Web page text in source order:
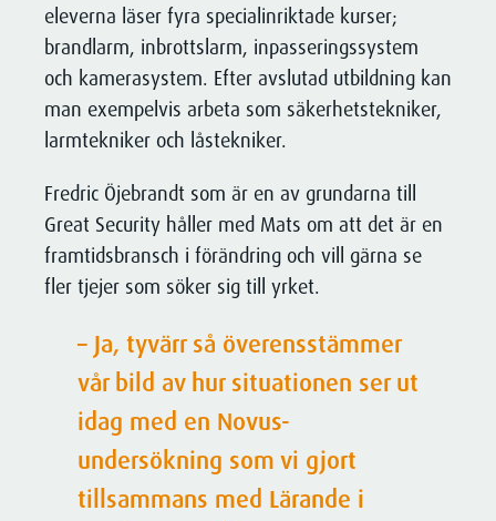
Great Security anpassar lösningen
utifrån din specifika situation.
Kontakta oss för att få veta mer om
hur vi kan hjälpa just dig!
Kontakta oss
eleverna läser fyra specialinriktade kurser;
brandlarm, inbrottslarm, inpasseringssystem
och kamerasystem. Efter avslutad utbildning kan
man exempelvis arbeta som säkerhetstekniker,
larmtekniker och låstekniker.
Fredric Öjebrandt som är en av grundarna till
Great Security håller med Mats om att det är en
framtidsbransch i förändring och vill gärna se
fler tjejer som söker sig till yrket.
– Ja, tyvärr så överensstämmer
vår bild av hur situationen ser ut
idag med en Novus-
undersökning som vi gjort
tillsammans med Lärande i